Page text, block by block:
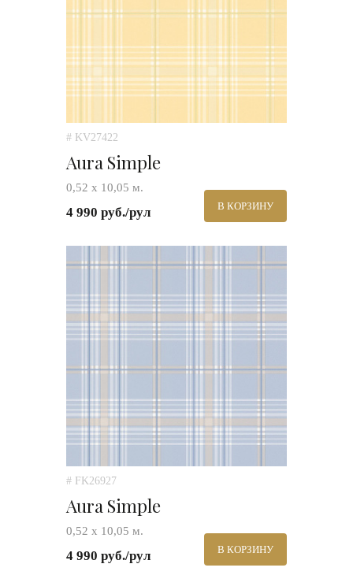
# KV27422
Aura Simple
0,52 х 10,05 м.
4 990 руб./рул В КОРЗИНУ
# FK26927
Aura Simple
0,52 х 10,05 м.
4 990 руб./рул В КОРЗИНУ